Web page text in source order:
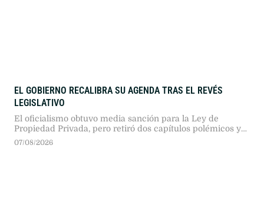
EL GOBIERNO RECALIBRA SU AGENDA TRAS EL REVÉS
LEGISLATIVO
El oficialismo obtuvo media sanción para la Ley de
Propiedad Privada, pero retiró dos capítulos polémicos y
abrió una discusión interna sobre la estrategia legislativa,
07/08/2026